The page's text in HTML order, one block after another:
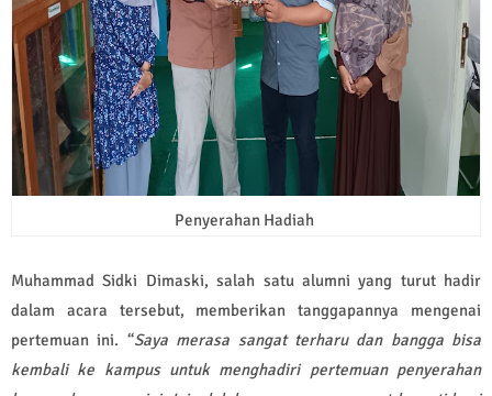
Penyerahan Hadiah
Muhammad Sidki Dimaski, salah satu alumni yang turut hadir
dalam acara tersebut, memberikan tanggapannya mengenai
pertemuan ini. “Saya merasa sangat terharu dan bangga bisa
kembali ke kampus untuk menghadiri pertemuan penyerahan